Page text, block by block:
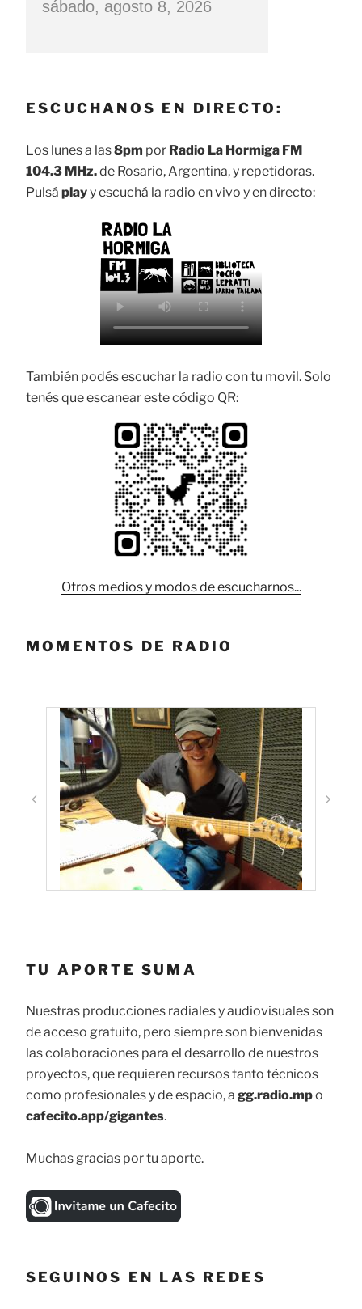
sábado, agosto 8, 2026
ESCUCHANOS EN DIRECTO:
Los lunes a las8pm por Radio La Hormiga FM
104.3 MHz.de Rosario, Argentina, y repetidoras.
Pulsá playy escuchá la radio en vivo y en directo:
También podés escuchar la radio con tu movil. Solo
tenés que escanear este código QR:
Otros medios y modos de escucharnos...
MOMENTOS DE RADIO
TU APORTE SUMA
Nuestras producciones radiales y audiovisuales son
de acceso gratuito, pero siempre son bienvenidas
las colaboraciones para el desarrollo de nuestros
proyectos, que requieren recursos tanto técnicos
como profesionales y de espacio, a gg.radio.mpo
cafecito.app/gigantes.
Muchas gracias por tu aporte.
SEGUINOS EN LAS REDES